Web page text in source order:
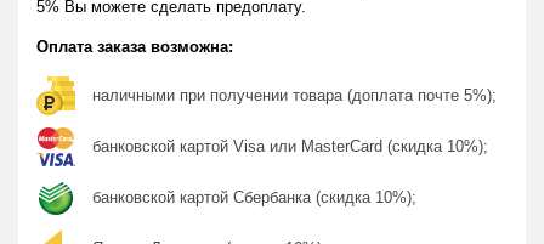
5% Вы можете сделать предоплату.
Оплата заказа возможна:
наличными при получении товара (доплата почте 5%);
банковской картой Visa или MasterCard (скидка 10%);
банковской картой Сбербанка (скидка 10%);